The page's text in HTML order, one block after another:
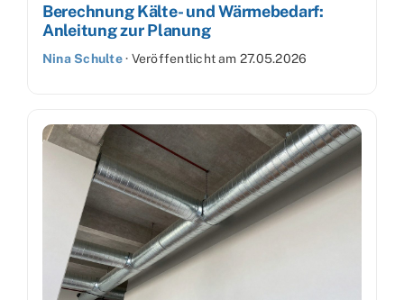
Berechnung Kälte- und Wärmebedarf:
Anleitung zur Planung
Nina Schulte· Veröffentlicht am 27.05.2026